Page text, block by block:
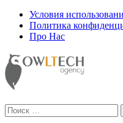
Условия
Политика
Про Нас